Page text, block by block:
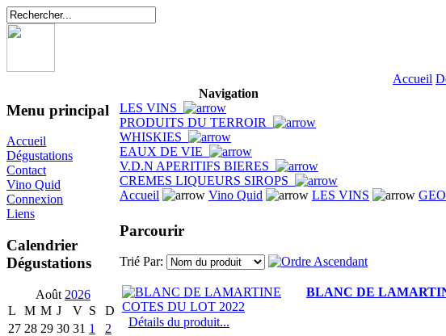
Accueil
Menu principal
Accueil
Dégustations
Contact
Vino Quid
Connexion
Liens
Calendrier
Dégustations
Août 2026
L
M M J V S
D
27 28 29 30 31 1
2
Navigation
LES VINS
PRODUITS DU TERROIR
WHISKIES
EAUX DE VIE
V.D.N APERITIFS BIERES
CREMES LIQUEURS SIROPS
Accueil
Vino Quid LES VINS
Parcourir
Trié Par:
BLANC DE
Détails du produit...